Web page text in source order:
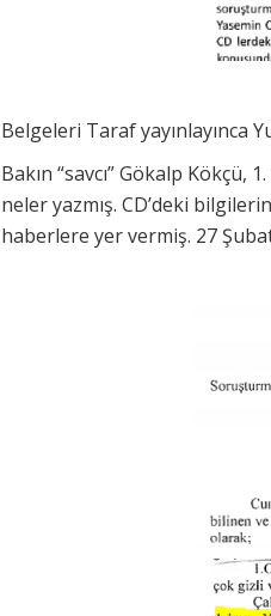
Belgeleri Taraf yayınlayınca
Bakın “savcı” Gökalp Kökçü,
neler yazmış. CD’deki
haberlere yer vermiş. 27